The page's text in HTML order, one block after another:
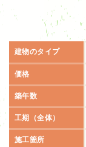
建物のタイプ
価格
築年数
工期（全体）
施工箇所